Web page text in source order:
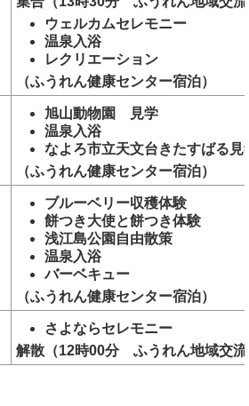
ウェルカムセレモニー
温泉入浴
レクリエーション
（ふうれん健康センター宿泊）
旭山動物園 見学
温泉入浴
なよろ市立天文台きたすばる見
（ふうれん健康センター宿泊）
ブルーベリー収穫体験
餅つき大使と餅つき体験
浅江島公園自由散策
温泉入浴
バーベキュー
（ふうれん健康センター宿泊）
さよならセレモニー
解散（12時00分 ふうれん地域交流